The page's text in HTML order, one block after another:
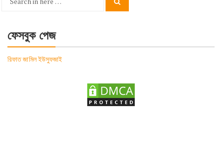
Search
ফেসবুক পেজ
রিফাত জামিল ইউসুফজাই